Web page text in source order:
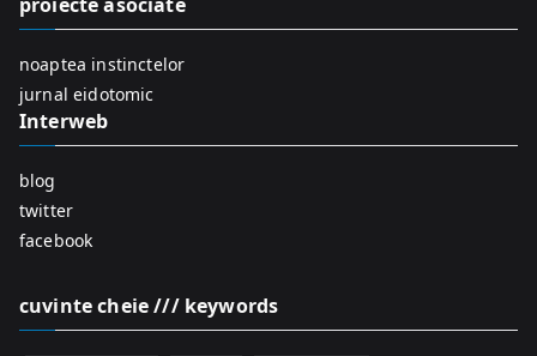
o
noaptea instinctelor
jurnal eidotomic
Interweb
blog
twitter
facebook
cuvinte cheie /// keywords